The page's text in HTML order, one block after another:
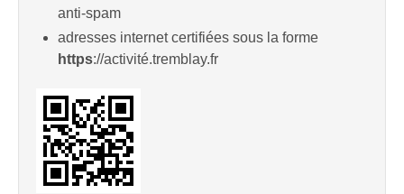
anti-spam
adresses internet certifiées sous la forme
https://activité.tremblay.fr